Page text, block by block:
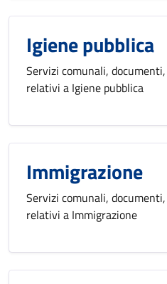
Igiene pubblica
Servizi comunali,
relativi a Igiene pubblica
Immigrazione
Servizi comunali,
relativi a Immigrazione